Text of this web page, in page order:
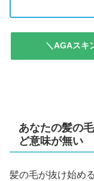
＼AGAスキ
あなたの髪の
ど意味が無い
髪の毛が抜け始め